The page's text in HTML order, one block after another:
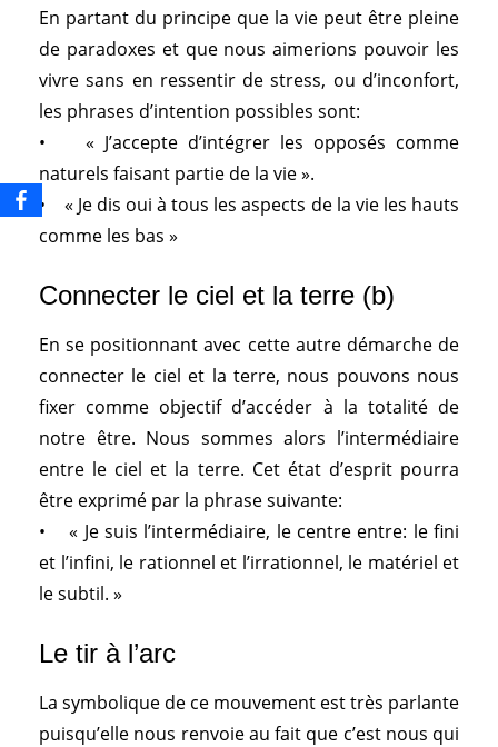
En partant du principe que la vie peut être pleine
de paradoxes et que nous aimerions pouvoir les
vivre sans en ressentir de stress, ou d’inconfort,
les phrases d’intention possibles sont:
• « J’accepte d’intégrer les opposés comme
naturels faisant partie de la vie ».
• « Je dis oui à tous les aspects de la vie les hauts
comme les bas »
Connecter le ciel et la terre (b)
En se positionnant avec cette autre démarche de
connecter le ciel et la terre, nous pouvons nous
fixer comme objectif d’accéder à la totalité de
notre être. Nous sommes alors l’intermédiaire
entre le ciel et la terre. Cet état d’esprit pourra
être exprimé par la phrase suivante:
• « Je suis l’intermédiaire, le centre entre: le fini
et l’infini, le rationnel et l’irrationnel, le matériel et
le subtil. »
Le tir à l’arc
La symbolique de ce mouvement est très parlante
puisqu’elle nous renvoie au fait que c’est nous qui